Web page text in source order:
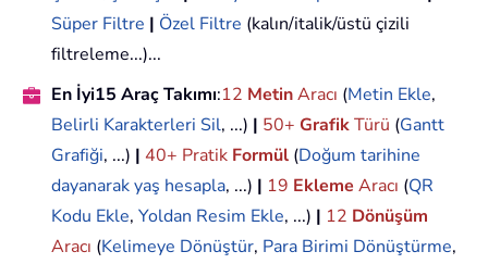
Süper Filtre | Özel Filtre (kalın/italik/üstü çizili
filtreleme...)...
En İyi15 Araç Takımı:12 MetinAracı (Metin Ekle,
Belirli Karakterleri Sil, ...) | 50+ GrafikTürü (Gantt
Grafiği, ...) | 40+ Pratik Formül (Doğum tarihine
dayanarak yaş hesapla, ...) | 19 Ekleme Aracı (QR
Kodu Ekle, Yoldan Resim Ekle, ...) | 12 Dönüşüm
Aracı (Kelimeye Dönüştür, Para Birimi Dönüştürme,